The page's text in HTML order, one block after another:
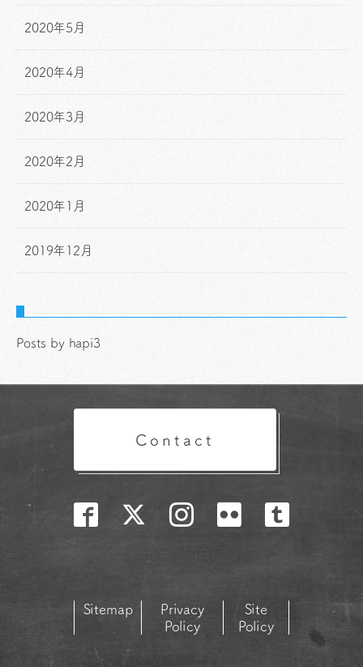
2020年5月
2020年4月
2020年3月
2020年2月
2020年1月
2019年12月
Posts by hapi3
Contact
Sitemap
Privacy
Policy
Site
Policy